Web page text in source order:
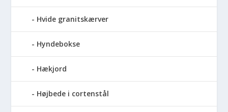
Hvide granitskærver
Hyndebokse
Hækjord
Højbede i cortenstål